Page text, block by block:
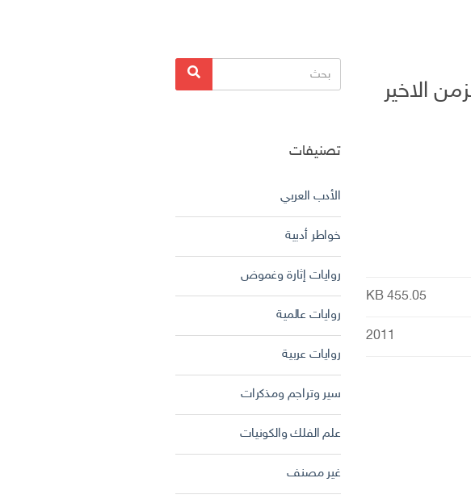
الاخير
455.05 KB
2011
البحث
عن:
بحث
تصنيفات
الأدب العربي
خواطر أدبية
روايات إثارة وغموض
روايات عالمية
روايات عربية
سير وتراجم ومذكرات
علم الفلك والكونيات
غير مصنف